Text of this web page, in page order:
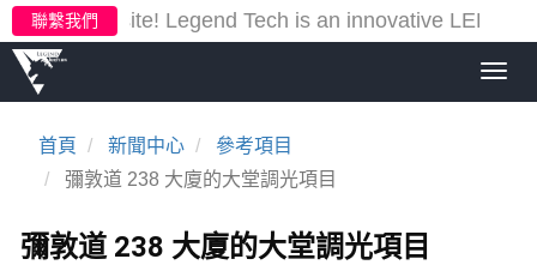
聯繫我們
new website! Legend Tech is an innovative LED
首頁 新聞中心
參考項目
彌敦道 238 大廈的大堂調光項目
彌敦道 238 大廈的大堂調光項目